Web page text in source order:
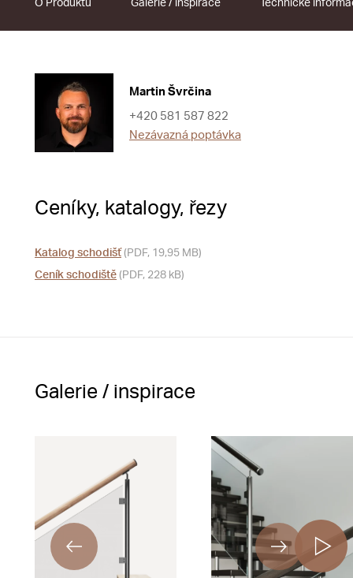
O Produktu Galerie / inspirace Technické
Martin Švrčina
+420 581 587 822
Nezávazná poptávka
Ceníky, katalogy, řezy
Katalog schodišť (PDF, 19,95 MB)
Ceník schodiště (PDF, 228 kB)
Galerie / inspirace